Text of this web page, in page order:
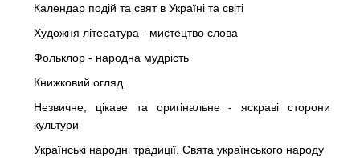
Календар подій та свят в Україні та світі
Художня література - мистецтво слова
Фольклор - народна мудрість
Книжковий огляд
Незвичне, цікаве та оригінальне - яскраві сторони
культури
Українські народні традиції. Свята українського народу